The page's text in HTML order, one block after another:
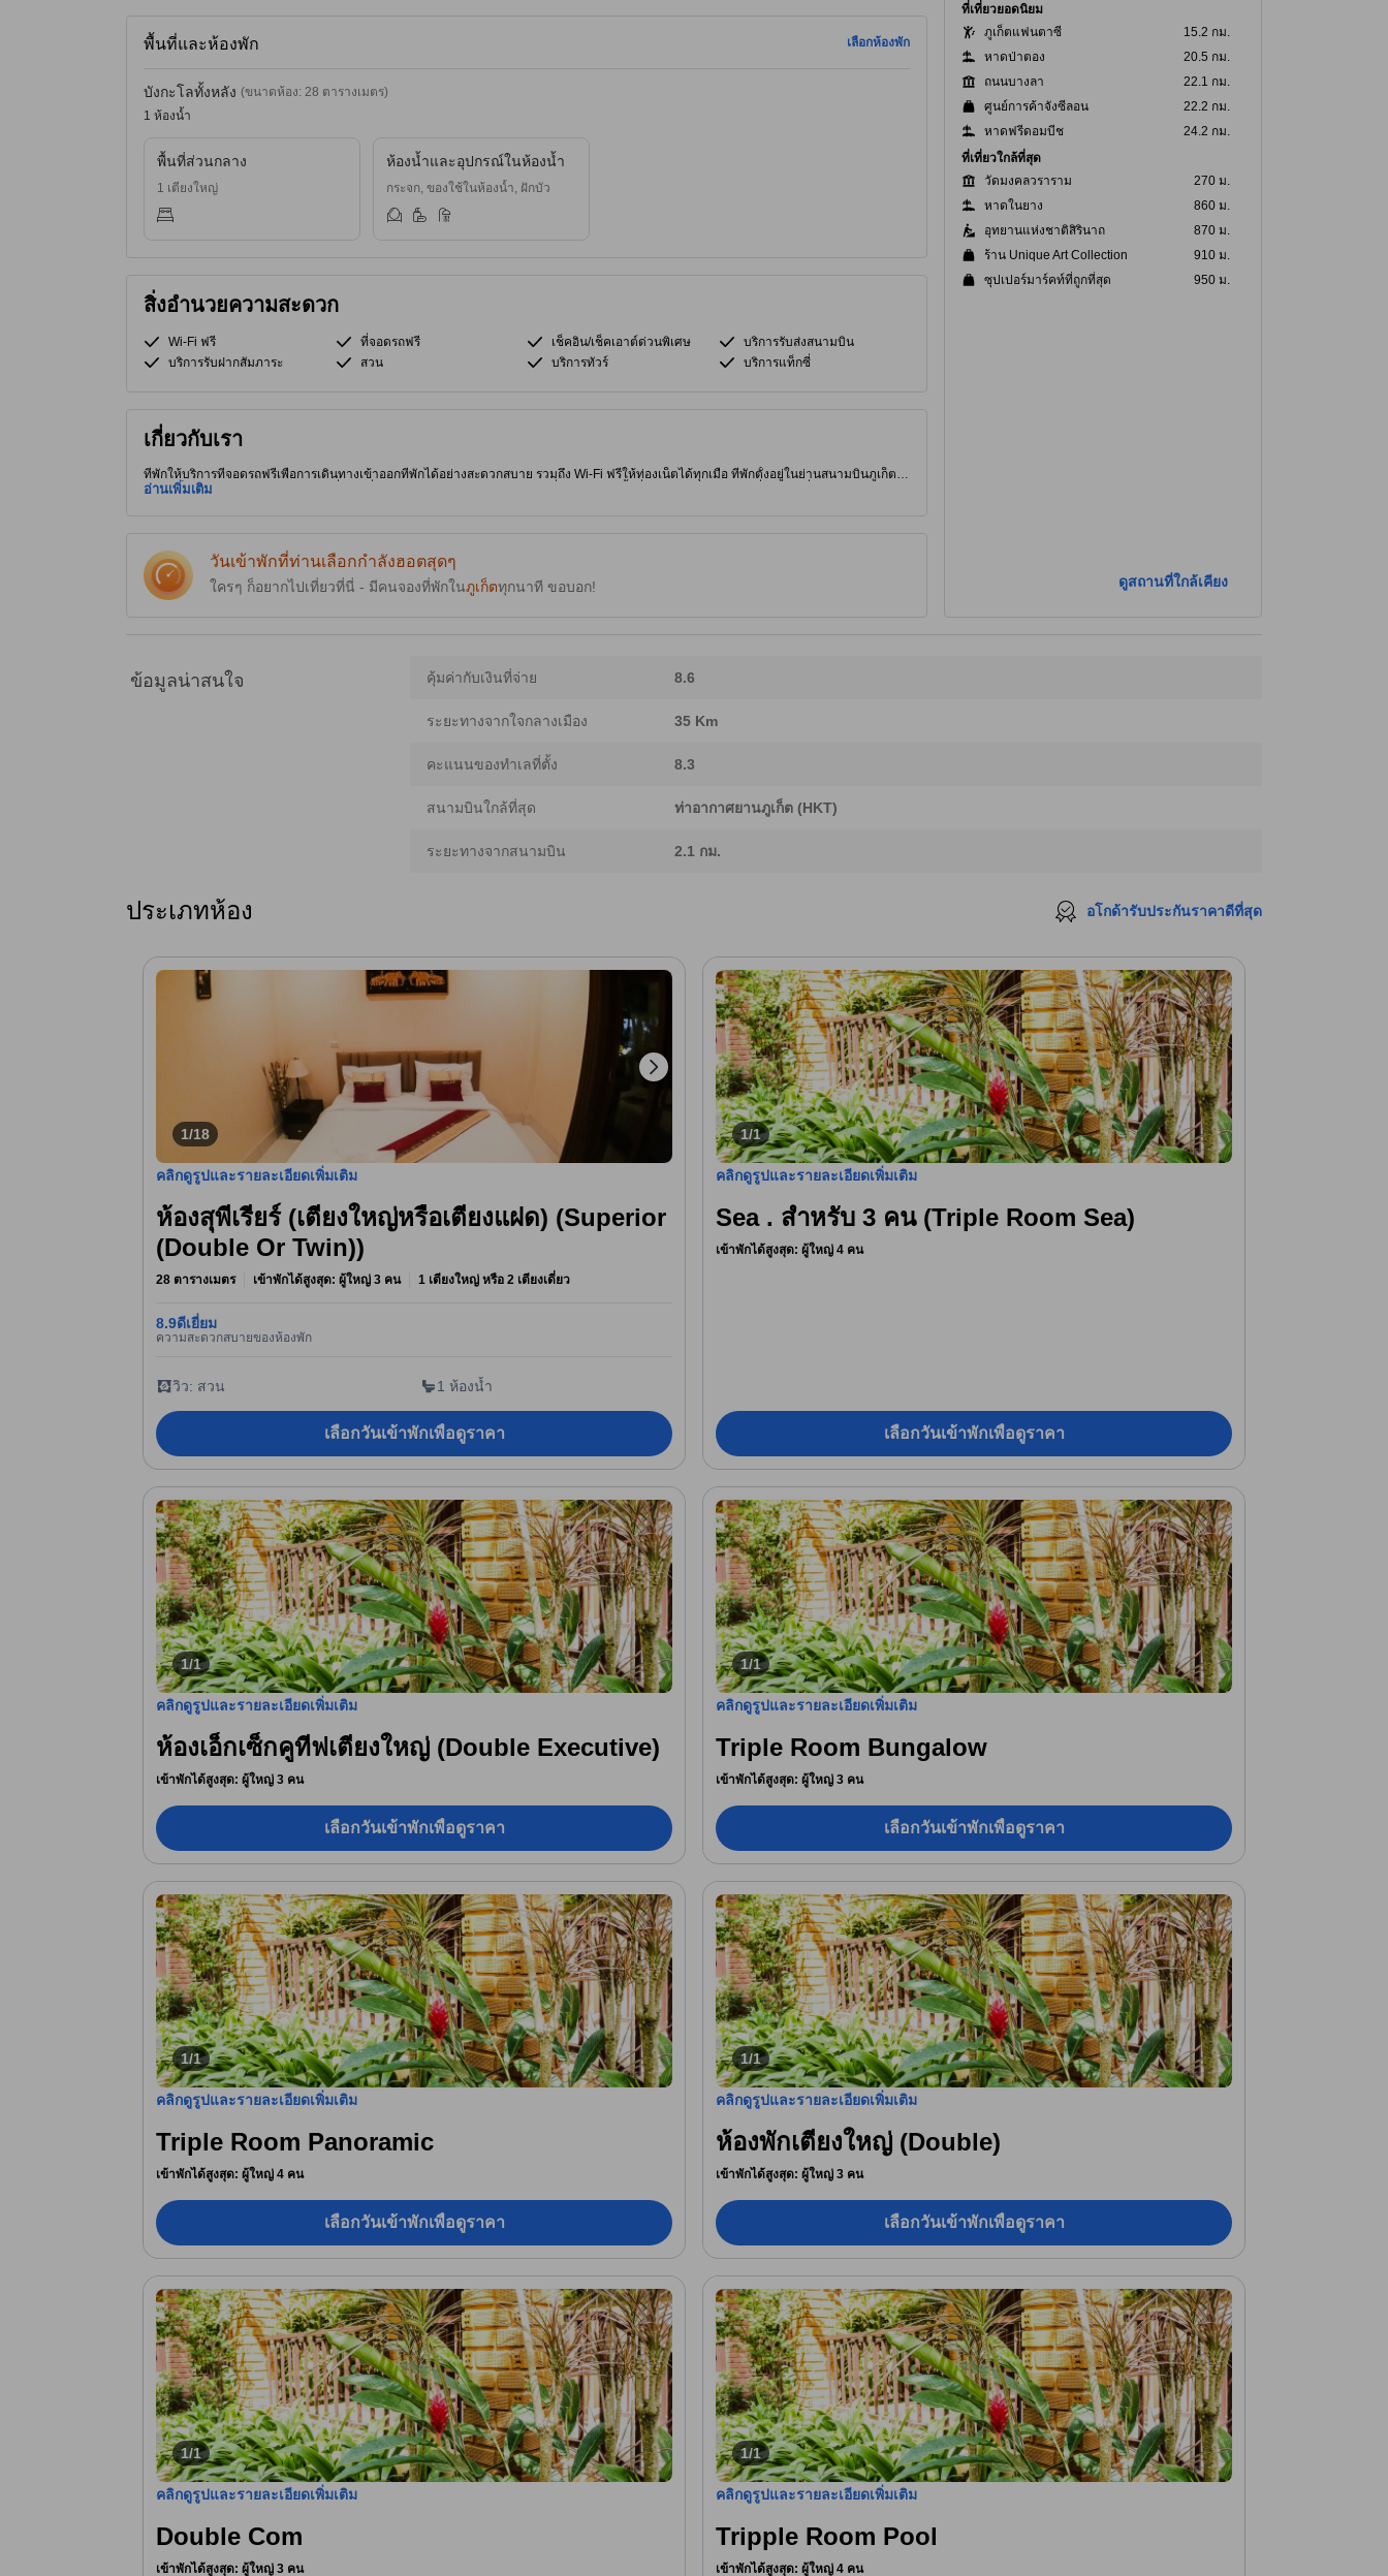
พื้นที่และห้องพัก เลือกห้องพัก
บังกะโลทั้งหลัง (ขนาดห้อง: 28 ตารางเมตร)
1 ห้องน้ำ
พื้นที่ส่วนกลาง
1 เตียงใหญ่
ห้องน้ำและอุปกรณ์ในห้องน้ำ
กระจก, ของใช้ในห้องน้ำ, ฝักบัว
สิ่งอำนวยความสะดวก
Wi-Fi ฟรี ที่จอดรถฟรี เช็คอิน/เช็คเอาต์ด่วนพิเศษ
บริการรับส่งสนามบิน
บริการรับฝากสัมภาระ
สวน บริการทัวร์ บริการแท็กซี่
เกี่ยวกับเรา
ที่พักให้บริการที่จอดรถฟรีเพื่อการเดินทางเข้าออกที่พักได้อย่างสะดวกสบาย รวมถึง Wi-Fi ฟรีให้ท่องเน็ตได้ทุกเมื่อ ที่พักตั้งอยู่ในย่านสนามบินภูเก็ต
ของภูเก็ต ผู้เข้าพักจึงได้อยู่ใกล้สถานที่ท่องเที่ยวน่าสนใจและร้านอาหารอร่อยๆ ที่พัก 4.0 ดาวนี้มีสิ่งอำนวยความสะดวกที่จะช่วยเพิ่มความผ่อนคลาย
อ่านเพิ่มเติม
วันเข้าพักที่ท่านเลือกกำลังฮอตสุดๆ
ใครๆ ก็อยากไปเที่ยวที่นี่ - มีคนจองที่พักในภูเก็ตทุกนาที ขอบอก!
ที่เที่ยวยอดนิยม
ภูเก็ตแฟนตาซี
15.2 กม.
หาดป่าตอง
20.5 กม.
ถนนบางลา
22.1 กม.
ศูนย์การค้าจังซีลอน
22.2 กม.
หาดฟรีดอมบีช
24.2 กม.
ที่เที่ยวใกล้ที่สุด
วัดมงคลวราราม
270 ม.
หาดในยาง
860 ม.
อุทยานแห่งชาติสิรินาถ
870 ม.
ร้าน Unique Art Collection
910 ม.
ซุปเปอร์มาร์คท์ที่ถูกที่สุด
950 ม.
ดูสถานที่ใกล้เคียง
ข้อมูลน่าสนใจ คุ้มค่ากับเงินที่จ่าย 8.6
ระยะทางจากใจกลางเมือง 35 Km
คะแนนของทำเลที่ตั้ง 8.3
สนามบินใกล้ที่สุด ท่าอากาศยานภูเก็ต (HKT)
ระยะทางจากสนามบิน 2.1 กม.
ประเภทห้อง อโกด้ารับประกันราคาดีที่สุด
1/18
คลิกดูรูปและรายละเอียดเพิ่มเติม
ห้องสุพีเรียร์ (เตียงใหญ่หรือเตียงแฝด) (Superior
(Double Or Twin))
28 ตารางเมตร เข้าพักได้สูงสุด: ผู้ใหญ่ 3 คน 1 เตียงใหญ่ หรือ 2 เตียงเดี่ยว
8.9ดีเยี่ยม
ความสะดวกสบายของห้องพัก
วิว: สวน 1 ห้องน้ำ
เลือกวันเข้าพักเพื่อดูราคา
1/1
คลิกดูรูปและรายละเอียดเพิ่มเติม
Sea . สำหรับ 3 คน (Triple Room Sea)
เข้าพักได้สูงสุด: ผู้ใหญ่ 4 คน
เลือกวันเข้าพักเพื่อดูราคา
1/1
คลิกดูรูปและรายละเอียดเพิ่มเติม
ห้องเอ็กเซ็กคูทีฟเตียงใหญ่ (Double Executive)
เข้าพักได้สูงสุด: ผู้ใหญ่ 3 คน
เลือกวันเข้าพักเพื่อดูราคา
1/1
คลิกดูรูปและรายละเอียดเพิ่มเติม
Triple Room Bungalow
เข้าพักได้สูงสุด: ผู้ใหญ่ 3 คน
เลือกวันเข้าพักเพื่อดูราคา
1/1
คลิกดูรูปและรายละเอียดเพิ่มเติม
Triple Room Panoramic
เข้าพักได้สูงสุด: ผู้ใหญ่ 4 คน
เลือกวันเข้าพักเพื่อดูราคา
1/1
คลิกดูรูปและรายละเอียดเพิ่มเติม
ห้องพักเตียงใหญ่ (Double)
เข้าพักได้สูงสุด: ผู้ใหญ่ 3 คน
เลือกวันเข้าพักเพื่อดูราคา
1/1
คลิกดูรูปและรายละเอียดเพิ่มเติม
Double Com
เข้าพักได้สูงสุด: ผู้ใหญ่ 3 คน
1/1
คลิกดูรูปและรายละเอียดเพิ่มเติม
Tripple Room Pool
เข้าพักได้สูงสุด: ผู้ใหญ่ 4 คน